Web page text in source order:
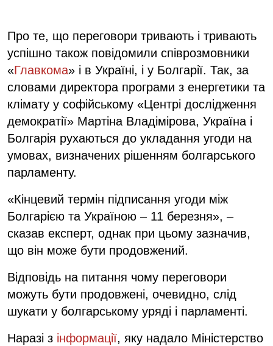
Про те, що переговори тривають і тривають
успішно також повідомили співрозмовники
«Главкома» і в Україні, і у Болгарії. Так, за
словами директора програми з енергетики та
клімату у софійському «Центрі дослідження
демократії» Мартіна Владімірова, Україна і
Болгарія рухаються до укладання угоди на
умовах, визначених рішенням болгарського
парламенту.
«Кінцевий термін підписання угоди між
Болгарією та Україною – 11 березня», –
сказав експерт, однак при цьому зазначив,
що він може бути продовжений.
Відповідь на питання чому переговори
можуть бути продовжені, очевидно, слід
шукати у болгарському уряді і парламенті.
Наразі з інформації, яку надало Міністерство